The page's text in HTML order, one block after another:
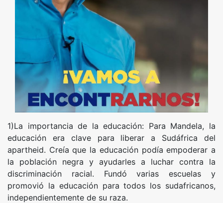
1)La importancia de la educación: Para Mandela, la
educación era clave para liberar a Sudáfrica del
apartheid. Creía que la educación podía empoderar a
la población negra y ayudarles a luchar contra la
discriminación racial. Fundó varias escuelas y
promovió la educación para todos los sudafricanos,
independientemente de su raza.